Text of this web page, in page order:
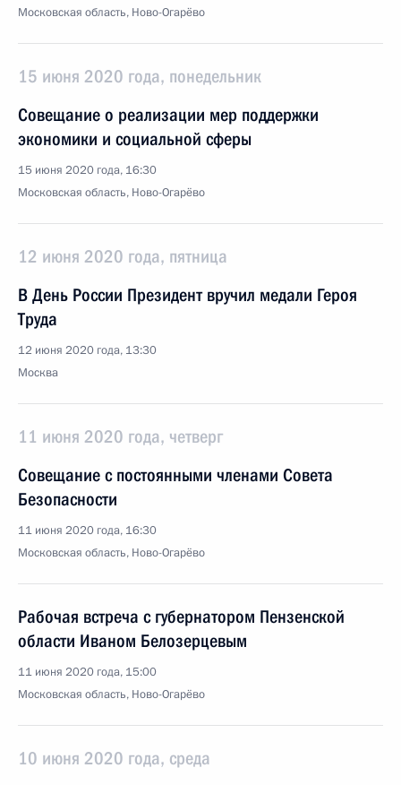
Московская область, Ново-Огарёво
15 июня 2020 года, понедельник
Совещание о реализации мер поддержки
экономики и социальной сферы
15 июня 2020 года, 16:30
Московская область, Ново-Огарёво
12 июня 2020 года, пятница
В День России Президент вручил медали Героя
Труда
12 июня 2020 года, 13:30
Москва
11 июня 2020 года, четверг
Совещание с постоянными членами Совета
Безопасности
11 июня 2020 года, 16:30
Московская область, Ново-Огарёво
Рабочая встреча с губернатором Пензенской
области Иваном Белозерцевым
11 июня 2020 года, 15:00
Московская область, Ново-Огарёво
10 июня 2020 года, среда